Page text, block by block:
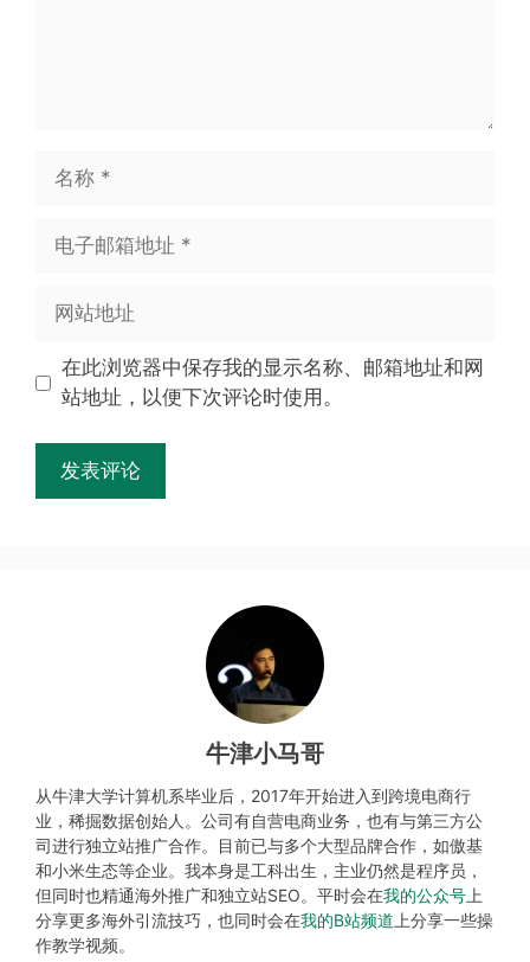
在此浏览器中保存我的显示名称、邮箱地址和网
站地址，以便下次评论时使用。
牛津小马哥
从牛津大学计算机系毕业后，2017年开始进入到跨境电商行
业，稀掘数据创始人。公司有自营电商业务，也有与第三方公
司进行独立站推广合作。目前已与多个大型品牌合作，如傲基
和小米生态等企业。我本身是工科出生，主业仍然是程序员，
但同时也精通海外推广和独立站SEO。平时会在我的公众号 上
分享更多海外引流技巧，也同时会在我的B站频道 上分享一些操
作教学视频。